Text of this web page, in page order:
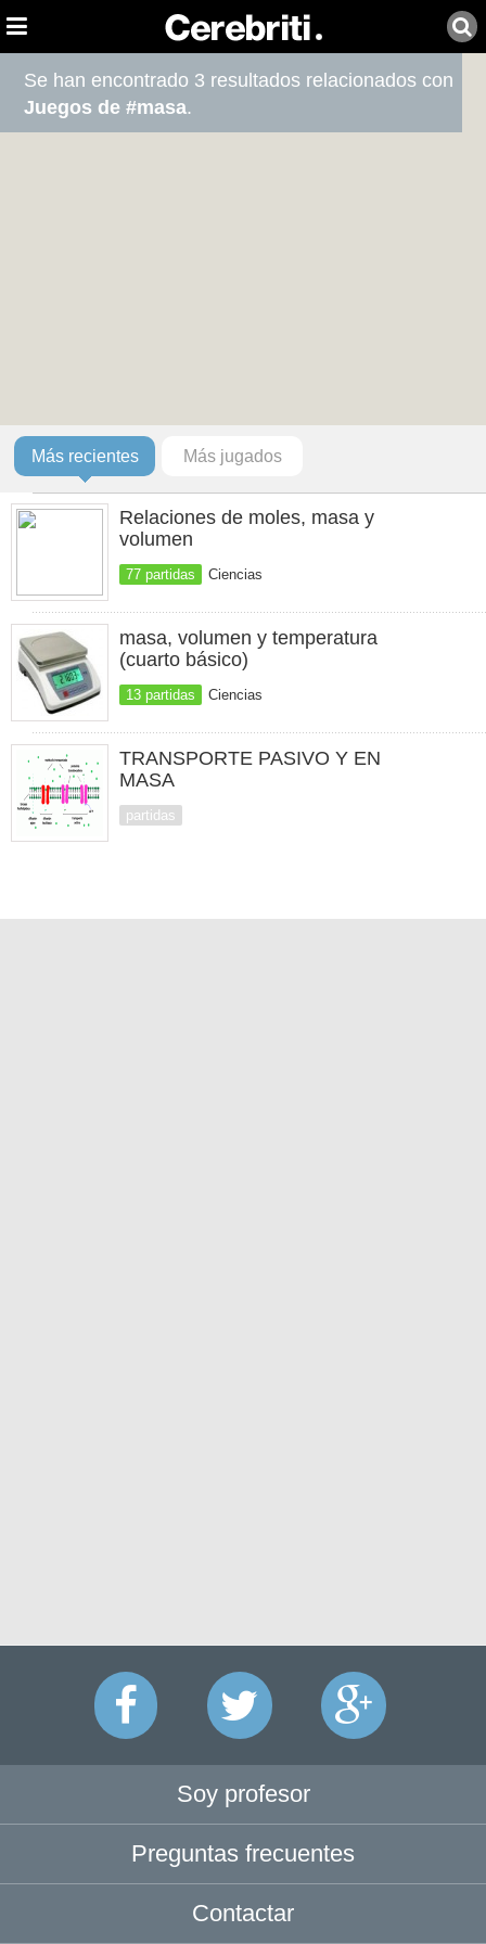
Se han encontrado 3 resultados relacionados con
Juegos de #masa.
Más recientes Más jugados
Relaciones de moles, masa y
volumen
77 partidas Ciencias
masa, volumen y temperatura
(cuarto básico)
13 partidas Ciencias
TRANSPORTE PASIVO Y EN
MASA
partidas
Soy profesor
Preguntas frecuentes
Contactar